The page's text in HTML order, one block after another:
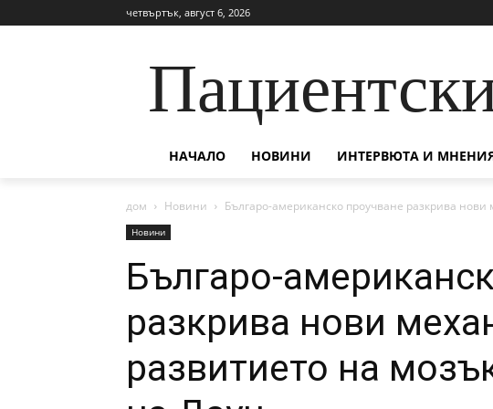
четвъртък, август 6, 2026
НАЧАЛО НОВИНИ ИНТЕРВЮТА И
дом Новини Българо-американско проучване разкрива
Новини
Българо-
разкрива нови
развитието на